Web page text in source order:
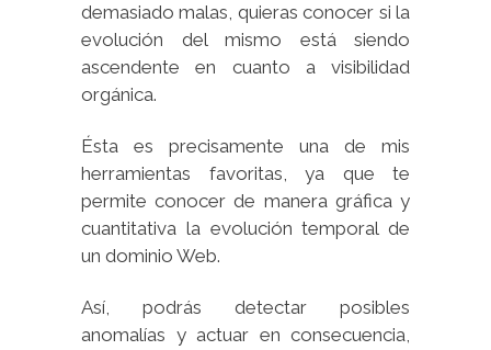
demasiado malas, quieras conocer si la
evolución del mismo está siendo
ascendente en cuanto a visibilidad
orgánica.
Ésta es precisamente una de mis
herramientas favoritas, ya que te
permite conocer de manera gráfica y
cuantitativa la evolución temporal de
un dominio Web.
Así, podrás detectar posibles
anomalías y actuar en consecuencia,